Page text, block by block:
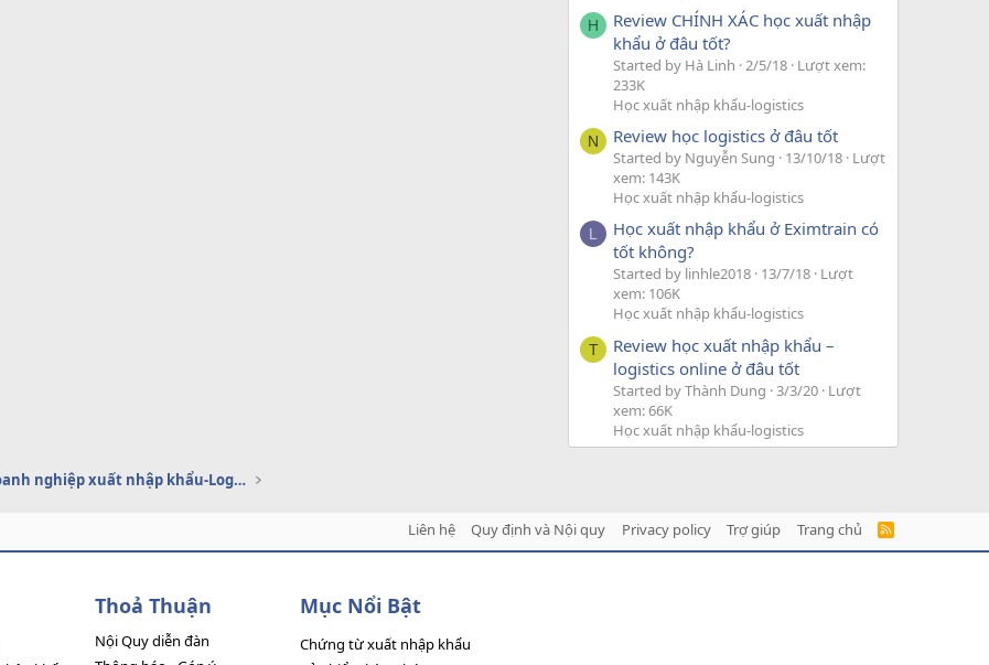
H
Review CHÍNH XÁC học xuất nhập
khẩu ở đâu tốt?
Started by Hà Linh 2/5/18 Lượt xem:
233K
Học xuất nhập khẩu-logistics
N Review học logistics ở đâu tốt
Started by Nguyễn Sung 13/10/18 Lượt
xem: 143K
Học xuất nhập khẩu-logistics
L
Học xuất nhập khẩu ở Eximtrain có
tốt không?
Started by linhle2018 13/7/18 Lượt
xem: 106K
Học xuất nhập khẩu-logistics
T
Review học xuất nhập khẩu –
logistics online ở đâu tốt
Started by Thành Dung 3/3/20 Lượt
xem: 66K
Học xuất nhập khẩu-logistics
Dịch vụ doanh nghiệp xuất nhập khẩu-Logistics
Liên hệ Quy định và Nội quy Privacy policy Trợ giúp Trang chủ
R
Thoả Thuận
Nội Quy diễn đàn
Mục Nổi Bật
Chứng từ xuất nhập khẩu